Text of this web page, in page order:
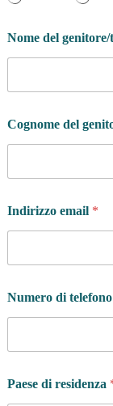
Nome del
Cognome del
Indirizzo email *
Numero di
Paese di residenza